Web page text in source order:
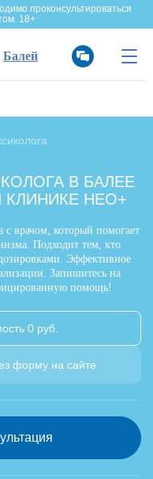
проконсультироваться
18+
Балей
В БАЛЕЕ
НЕО+
с врачом, который помогает
Подходит тем, кто
Эффективное
Запишитесь на
помощь!
0 руб.
форму на сайте